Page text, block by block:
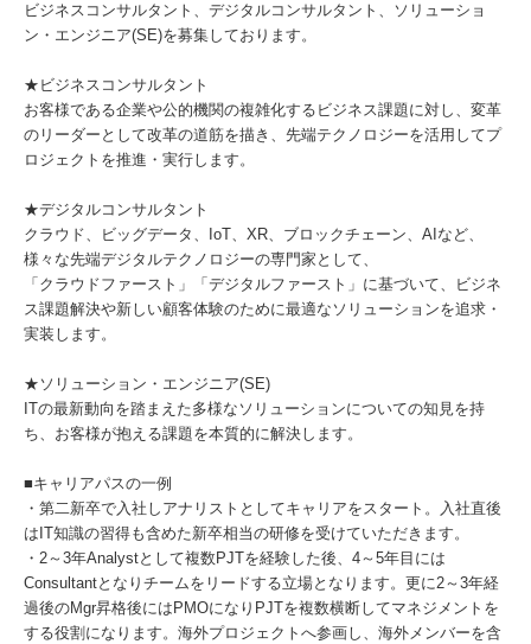
ビジネスコンサルタント、デジタルコンサルタント、ソリューショ
ン・エンジニア(SE)を募集しております。
★ビジネスコンサルタント
お客様である企業や公的機関の複雑化するビジネス課題に対し、変革
のリーダーとして改革の道筋を描き、先端テクノロジーを活用してプ
ロジェクトを推進・実行します。
★デジタルコンサルタント
クラウド、ビッグデータ、IoT、XR、ブロックチェーン、AIなど、
様々な先端デジタルテクノロジーの専門家として、
「クラウドファースト」「デジタルファースト」に基づいて、ビジネ
ス課題解決や新しい顧客体験のために最適なソリューションを追求・
実装します。
★ソリューション・エンジニア(SE)
ITの最新動向を踏まえた多様なソリューションについての知見を持
ち、お客様が抱える課題を本質的に解決します。
■キャリアパスの一例
・第二新卒で入社しアナリストとしてキャリアをスタート。入社直後
はIT知識の習得も含めた新卒相当の研修を受けていただきます。
・2～3年Analystとして複数PJTを経験した後、4～5年目には
Consultantとなりチームをリードする立場となります。更に2～3年経
過後のMgr昇格後にはPMOになりPJTを複数横断してマネジメントを
する役割になります。海外プロジェクトへ参画し、海外メンバーを含